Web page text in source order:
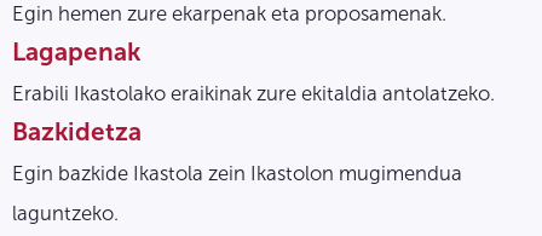
Egin hemen zure ekarpenak eta proposamenak.
Lagapenak
Erabili Ikastolako eraikinak zure ekitaldia antolatzeko.
Bazkidetza
Egin bazkide Ikastola zein Ikastolon mugimendua
laguntzeko.